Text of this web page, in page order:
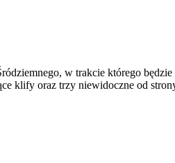
w trakcie którego
klify oraz trzy niewidoczne od